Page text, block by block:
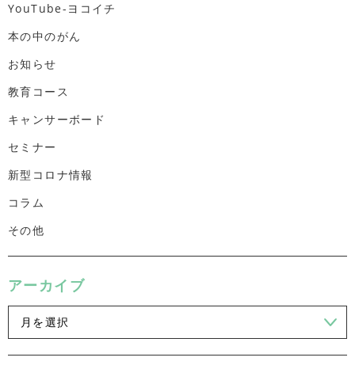
YouTube-ヨコイチ
本の中のがん
お知らせ
教育コース
キャンサーボード
セミナー
新型コロナ情報
コラム
その他
アーカイブ